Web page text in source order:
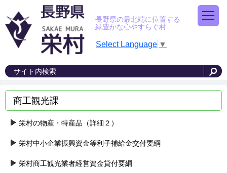
長野県の最北端に位置する
緑豊かな心やすらぐ村
Select Language ▼
商工観光課
栄村の物産・特産品（詳細２）
栄村中小企業振興資金等利子補給金交付要綱
栄村商工観光業者経営資金貸付要綱